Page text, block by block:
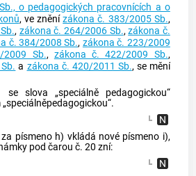
o pedagogických pracovnících a o
, ve zněnízákona č. 383/2005 Sb.,
, zákona č. 264/2006 Sb.,zákona č.
č. 384/2008 Sb., zákona č. 223/2009
Sb., zákona č. 422/2009 Sb.,
a zákona č. 420/2011 Sb., se mění
slova „speciálně pedagogickou“
písmeno h) vkládá nové písmeno i),
pod čarou č. 20 zní: